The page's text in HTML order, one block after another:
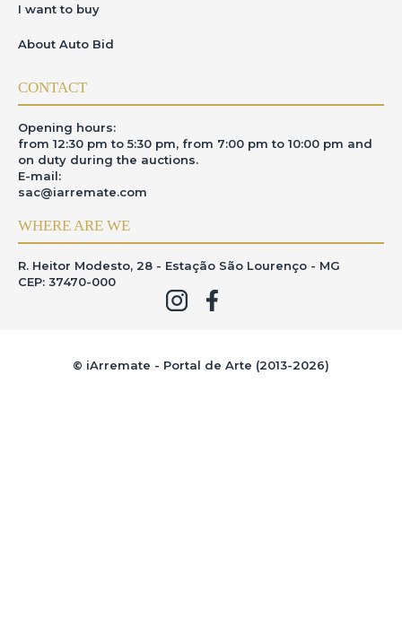
I want to buy
About Auto Bid
CONTACT
Opening hours:
from 12:30 pm to 5:30 pm, from 7:00 pm to 10:00 pm and
on duty during the auctions.
E-mail:
sac@iarremate.com
WHERE ARE WE
R. Heitor Modesto, 28 - Estação São Lourenço - MG
CEP: 37470-000
© iArremate - Portal de Arte (2013-2026)